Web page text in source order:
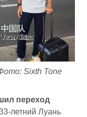
Sixth Tone
переход
летний Луань